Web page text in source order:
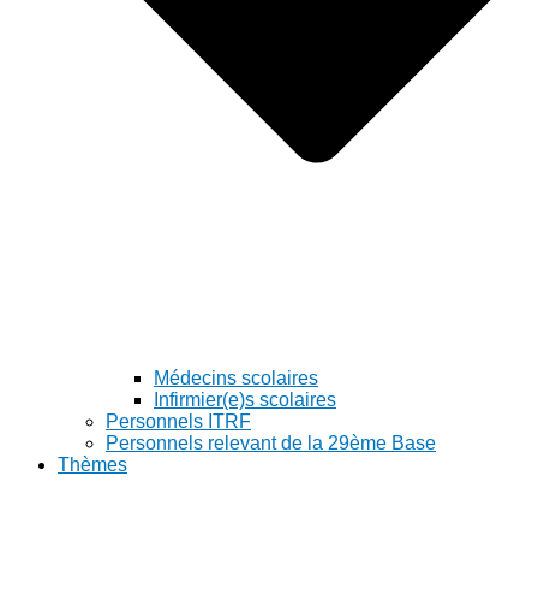
Médecins scolaires
Infirmier(e)s scolaires
Personnels ITRF
Personnels relevant de la 29ème Base
Thèmes